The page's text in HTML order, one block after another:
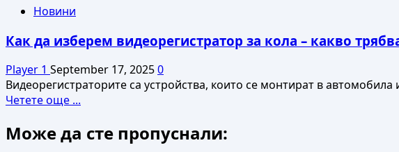
Новини
Как да изберем видеорегистратор за кола – кaкво
Player 1 September 17, 20250
Видеорегистраторите са устройства, които се монтират в
Четете още ...
about
Може да сте пропуснали: